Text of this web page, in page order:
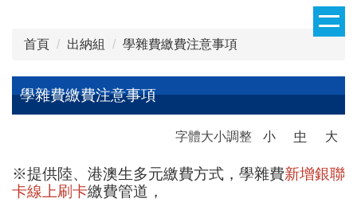
首頁 出納組 學雜費繳費注意事項
學雜費繳費注意事項
字體大小調整 小 中 大
※提供陸、港澳生多元繳費方式，學雜費新增銀聯
卡線上刷卡繳費管道，